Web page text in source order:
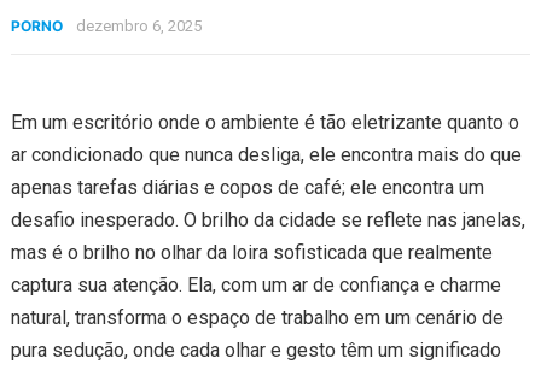
PORNO dezembro 6, 2025
Em um escritório onde o ambiente é tão eletrizante quanto o
ar condicionado que nunca desliga, ele encontra mais do que
apenas tarefas diárias e copos de café; ele encontra um
desafio inesperado. O brilho da cidade se reflete nas janelas,
mas é o brilho no olhar da loira sofisticada que realmente
captura sua atenção. Ela, com um ar de confiança e charme
natural, transforma o espaço de trabalho em um cenário de
pura sedução, onde cada olhar e gesto têm um significado